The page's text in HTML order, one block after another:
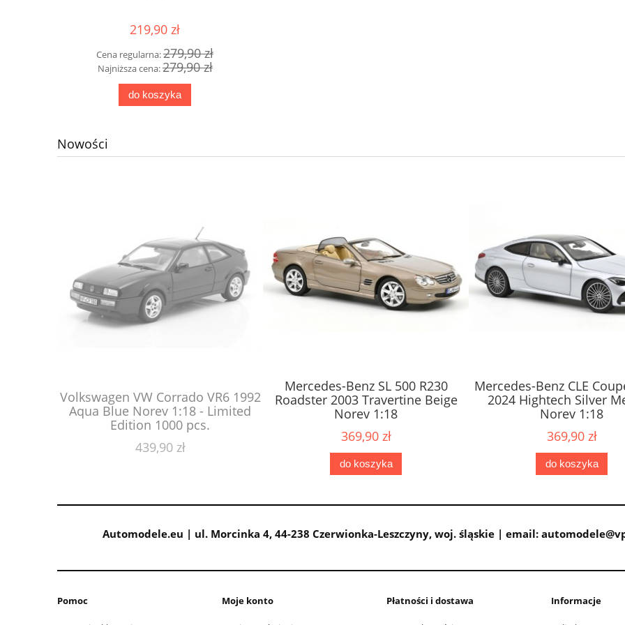
219,90 zł
Cena regularna:279,90 zł
Najniższa cena:279,90 zł
do koszyka
Nowości
Volkswagen VW Corrado VR6 1992
Aqua Blue Norev 1:18 - Limited
Edition 1000 pcs.
439,90 zł
Mercedes-Benz SL 500 R230
Roadster 2003 Travertine Beige
Norev 1:18
369,90 zł
do koszyka
Mercedes-Benz CLE
2024 Hightech Silver
Norev 1:18
369,90 zł
do koszyka
Automodele.eu | ul. Morcinka 4, 44-238 Czerwionka-Leszczyny, woj. śląskie | email:
Pomoc Moje konto Płatności i dostawa Informacje